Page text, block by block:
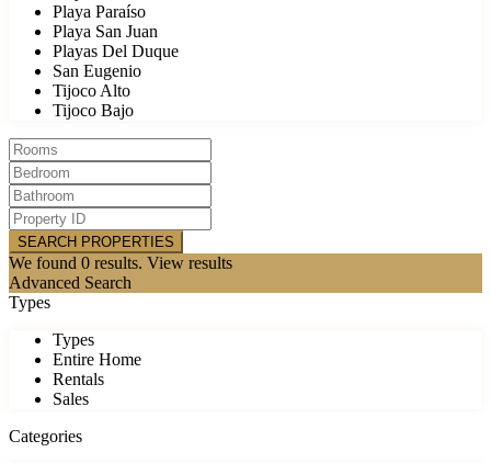
Playa Paraíso
Playa San Juan
Playas Del Duque
San Eugenio
Tijoco Alto
Tijoco Bajo
We found 0 results. View results
Advanced Search
Types
Types
Entire Home
Rentals
Sales
Categories